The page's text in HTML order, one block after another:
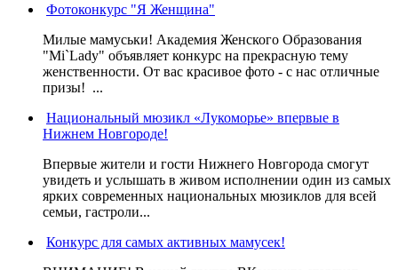
Фотоконкурс "Я Женщина"
Милые мамуськи! Академия Женского Образования
"Mi`Lady" объявляет конкурс на прекрасную тему
женственности. От вас красивое фото - с нас отличные
призы! ...
Национальный мюзикл «Лукоморье» впервые в
Нижнем Новгороде!
Впервые жители и гости Нижнего Новгорода смогут
увидеть и услышать в живом исполнении один из самых
ярких современных национальных мюзиклов для всей
семьи, гастроли...
Конкурс для самых активных мамусек!